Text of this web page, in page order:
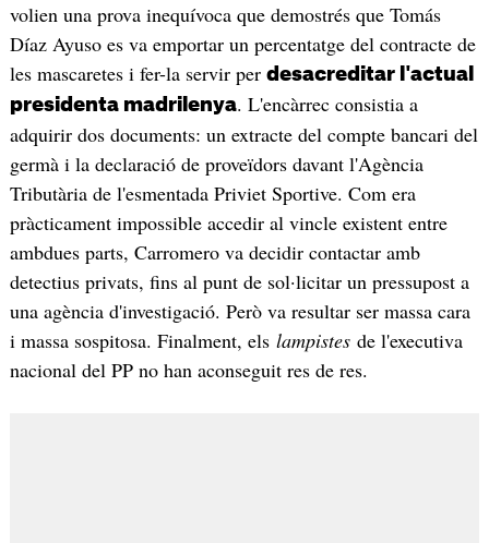
volien una prova inequívoca que demostrés que Tomás
Díaz Ayuso es va emportar un percentatge del contracte de
les mascaretes i fer-la servir per desacreditar l'actual
presidenta madrilenya. L'encàrrec consistia a
adquirir dos documents: un extracte del compte bancari del
germà i la declaració de proveïdors davant l'Agència
Tributària de l'esmentada Priviet Sportive. Com era
pràcticament impossible accedir al vincle existent entre
ambdues parts, Carromero va decidir contactar amb
detectius privats, fins al punt de sol·licitar un pressupost a
una agència d'investigació. Però va resultar ser massa cara
i massa sospitosa. Finalment, els lampistesde l'executiva
nacional del PP no han aconseguit res de res.